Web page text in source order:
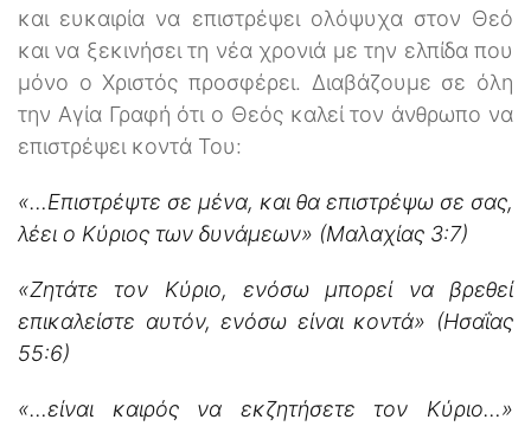
και ευκαιρία να επιστρέψει ολόψυχα στον Θεό
και να ξεκινήσει τη νέα χρονιά με την ελπίδα που
μόνο ο Χριστός προσφέρει. Διαβάζουμε σε όλη
την Αγία Γραφή ότι ο Θεός καλεί τον άνθρωπο να
επιστρέψει κοντά Του:
«…Επιστρέψτε σε μένα, και θα επιστρέψω σε σας,
λέει ο Κύριος των δυνάμεων» (Μαλαχίας 3:7)
«Ζητάτε τον Κύριο, ενόσω μπορεί να βρεθεί
επικαλείστε αυτόν, ενόσω είναι κοντά» (Ησαΐας
55:6)
«…είναι καιρός να εκζητήσετε τον Κύριο…»